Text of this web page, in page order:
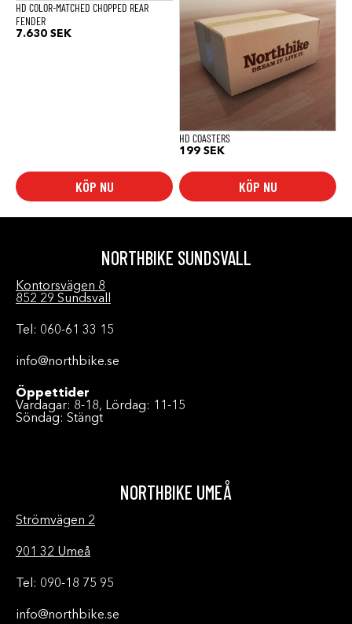
HD COLOR-MATCHED CHOPPED REAR
FENDER
7.630 SEK
KÖP NU
HD COASTERS
199 SEK
KÖP NU
NORTHBIKE SUNDSVALL
Kontorsvägen 8
852 29 Sundsvall
Tel: 060-61 33 15
info@northbike.se
Öppettider
Vardagar: 8-18, Lördag: 11-15
Söndag: Stängt
NORTHBIKE UMEÅ
Strömvägen 2
901 32 Umeå
Tel: 090-18 75 95
info@northbike.se